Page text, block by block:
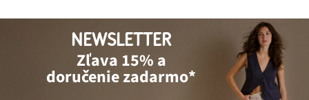
NEWSLETTER
Zľava 15% a
doručenie zadarmo*